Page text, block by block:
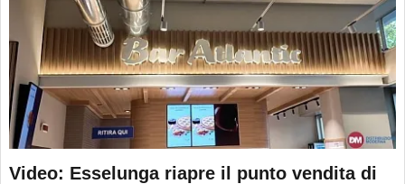
Video: Esselunga riapre il punto vendita di